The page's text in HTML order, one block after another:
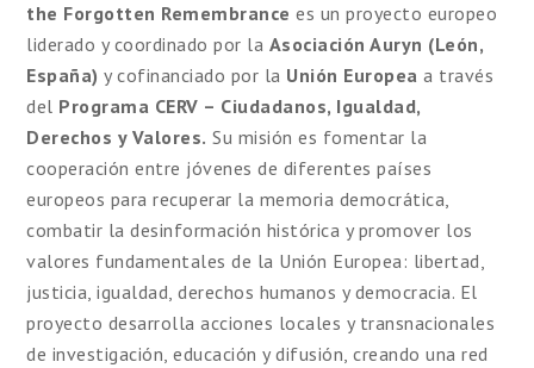
the Forgotten Remembrance es un proyecto europeo
liderado y coordinado por la Asociación Auryn (León,
España) y cofinanciado por la Unión Europea a través
del Programa CERV – Ciudadanos, Igualdad,
Derechos y Valores. Su misión es fomentar la
cooperación entre jóvenes de diferentes países
europeos para recuperar la memoria democrática,
combatir la desinformación histórica y promover los
valores fundamentales de la Unión Europea: libertad,
justicia, igualdad, derechos humanos y democracia. El
proyecto desarrolla acciones locales y transnacionales
de investigación, educación y difusión, creando una red